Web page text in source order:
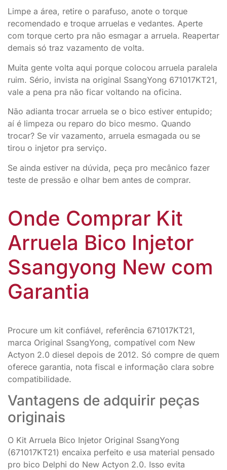
Limpe a área, retire o parafuso, anote o torque
recomendado e troque arruelas e vedantes. Aperte
com torque certo pra não esmagar a arruela. Reapertar
demais só traz vazamento de volta.
Muita gente volta aqui porque colocou arruela paralela
ruim. Sério, invista na original SsangYong 671017KT21,
vale a pena pra não ficar voltando na oficina.
Não adianta trocar arruela se o bico estiver entupido;
aí é limpeza ou reparo do bico mesmo. Quando
trocar? Se vir vazamento, arruela esmagada ou se
tirou o injetor pra serviço.
Se ainda estiver na dúvida, peça pro mecânico fazer
teste de pressão e olhar bem antes de comprar.
Onde Comprar Kit
Arruela Bico Injetor
Ssangyong New com
Garantia
Procure um kit confiável, referência 671017KT21,
marca Original SsangYong, compatível com New
Actyon 2.0 diesel depois de 2012. Só compre de quem
oferece garantia, nota fiscal e informação clara sobre
compatibilidade.
Vantagens de adquirir peças
originais
O Kit Arruela Bico Injetor Original SsangYong
(671017KT21) encaixa perfeito e usa material pensado
pro bico Delphi do New Actyon 2.0. Isso evita